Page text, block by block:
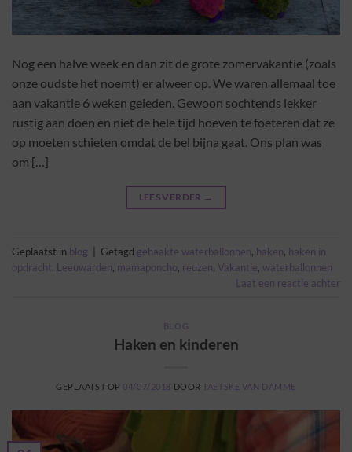
Nog een halve week en dan zit de grote zomervakantie (zoals
onze oudste het noemt) er alweer op. We waren allemaal toe
aan vakantie 6 weken geleden. Gewoon sochtends lekker
rustig aan doen en niet de hele tijd hoeven te foeteren dat ze
op moeten schieten omdat de bel bijna gaat. Ons plan was
om […]
LEES VERDER →
Geplaatst in blog Getagd gehaakte waterballonnen, haken, haken in
opdracht, Leeuwarden, mamaponcho, reuzen, Vakantie, waterballonnen
Laat een reactie achter
BLOG
Haken en kinderen
GEPLAATST OP 04/07/2018 DOOR TAETSKE VAN DAMME